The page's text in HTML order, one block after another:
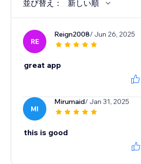
並び替え： 新しい順
RE
Reign2008/ Jun 26, 2025
great app
MI
Mirumaid/ Jan 31, 2025
this is good